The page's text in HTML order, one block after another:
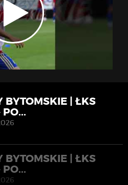
BYTOMSKIE | ŁKS
BYTOMSKIE | ŁKS